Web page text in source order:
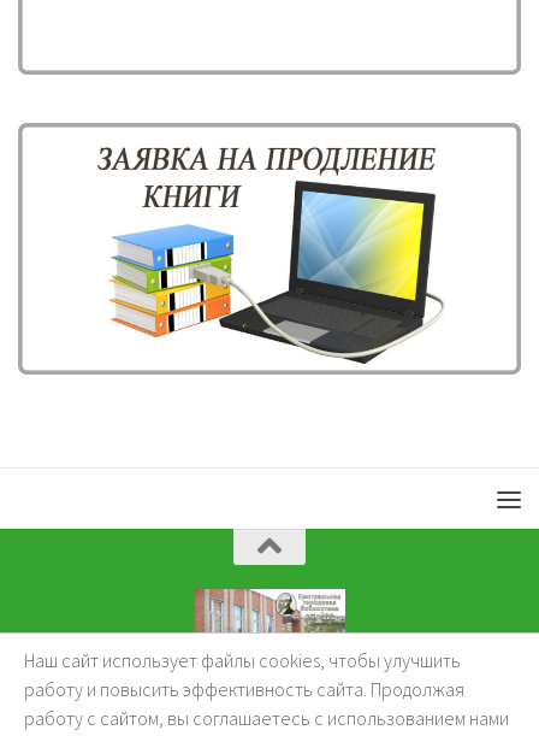
KuzBibliok © 2026.
Наш сайт использует файлы cookies, чтобы улучшить
работу и повысить эффективность сайта. Продолжая
работу с сайтом, вы соглашаетесь с использованием нами